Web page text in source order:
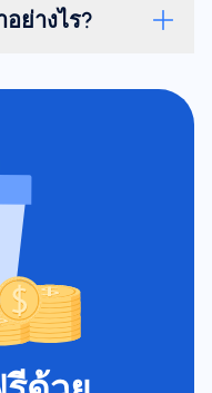
ย่างไร?